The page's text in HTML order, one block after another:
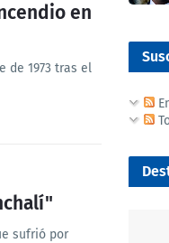
en
de 1973 tras el
sufrió por